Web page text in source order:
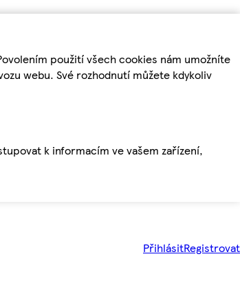
použití všech cookies nám umožníte
webu. Své rozhodnutí můžete kdykoliv
k informacím ve vašem zařízení,
PřihlásitRegistrovat